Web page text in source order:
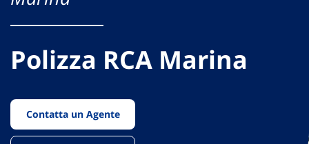
Polizza RCA Marina
Contatta un Agente